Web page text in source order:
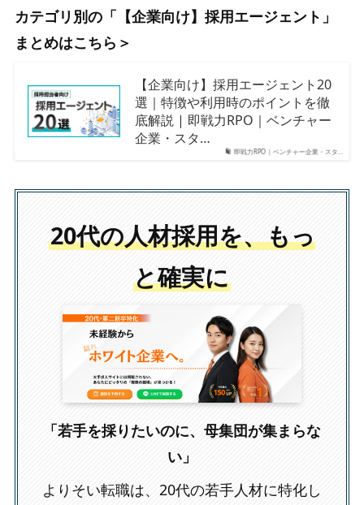
カテゴリ別の「【企業向け】採用エージェント」
まとめはこちら＞
即戦力RPO｜ベンチャー企業・スタ…
【企業向け】採用エージェント20
選｜特徴や利用時のポイントを徹
底解説 | 即戦力RPO｜ベンチャー
企業・スタ…
20代の人材採用を、もっ
と確実に
「若手を採りたいのに、母集団が集まらな
い」
よりそい転職は、20代の若手人材に特化し